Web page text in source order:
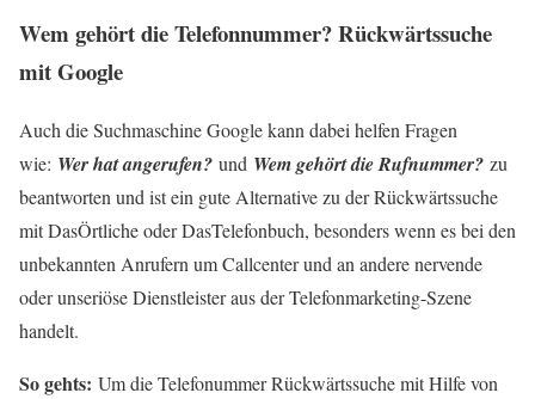
Wem gehört die Telefonnummer? Rückwärtssuche
mit Google
Auch die Suchmaschine Google kann dabei helfen Fragen
wie: Wer hat angerufen? und Wem gehört die Rufnummer? zu
beantworten und ist ein gute Alternative zu der Rückwärtssuche
mit DasÖrtliche oder DasTelefonbuch, besonders wenn es bei den
unbekannten Anrufern um Callcenter und an andere nervende
oder unseriöse Dienstleister aus der Telefonmarketing-Szene
handelt.
So gehts: Um die Telefonummer Rückwärtssuche mit Hilfe von